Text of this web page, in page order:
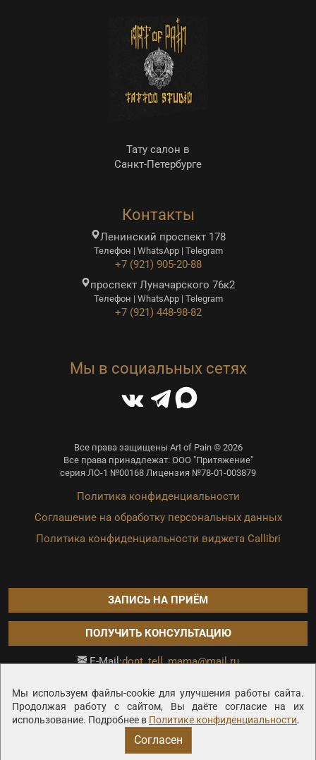
Мы используем файлы-cookie для улучшения работы сайта.
Продолжая работу с сайтом, Вы даёте согласие на их
использование. Подробнее в Политике конфиденциальности.
Согласен
Тату салон в
Санкт-Петербурге
Контакты
Ленинский проспект 178
Телефон | WhatsApp | Telegram
+7 (921) 905-20-88
проспект Луначарского 76к2
Телефон | WhatsApp | Telegram
+7 (921) 448-98-82
Мы в социальных сетях
Все права защищены Art of Pain © 2026
Все права принадлежат: ООО "Притяжение"
серия ЛО-1 №00168 Лицензия №78-01-003879
Политика конфиденциальности
Соглашение на обработку персональных данных
Политика конфиденциальности виджета Callibri
ЗАПИСЬ НА ПРИЁМ
ПОЛУЧИТЬ КОНСУЛЬТАЦИЮ
E-Mail:dont_tell_mama@mail.ru